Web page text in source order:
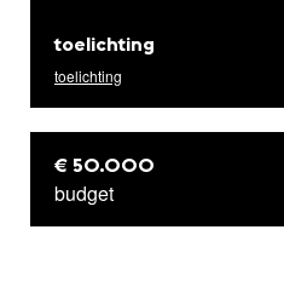
toelichting
toelichting
€ 50.000
budget